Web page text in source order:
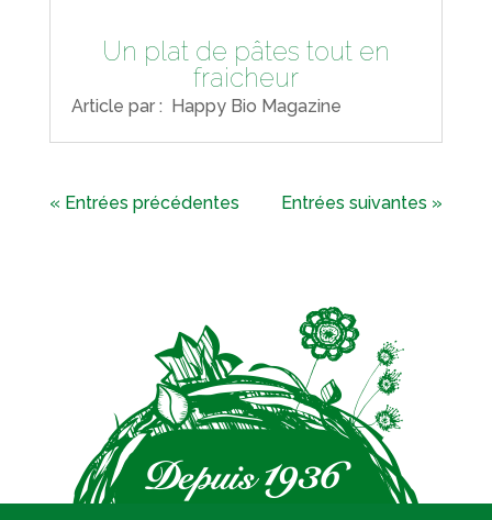
Un plat de pâtes tout en
fraicheur
Article par : Happy Bio Magazine
« Entrées précédentes Entrées suivantes »